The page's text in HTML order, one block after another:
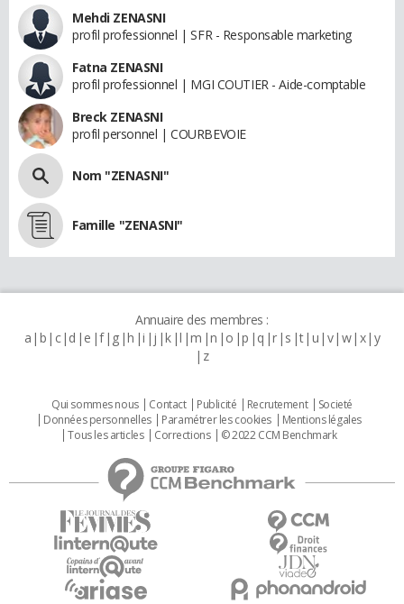
Mehdi ZENASNI
profil professionnel | SFR - Responsable marketing
Fatna ZENASNI
profil professionnel | MGI COUTIER - Aide-comptable
Breck ZENASNI
profil personnel | COURBEVOIE
Nom "ZENASNI"
Famille "ZENASNI"
Annuaire des membres :
a b c d e f g h i j k l m n o p q r s t u v w x y
z
Qui sommes nous Contact Publicité Recrutement
Societé
Données personnelles
Paramétrer les cookies
Mentions légales
Tous les articles
Corrections © 2022 CCM Benchmark